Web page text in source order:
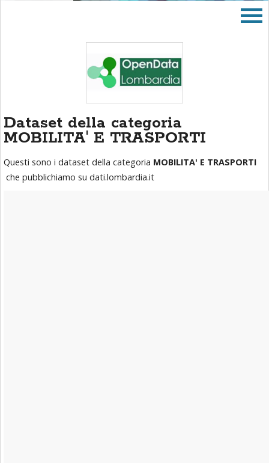
Dataset della categoria
MOBILITA' E TRASPORTI
Questi sono i dataset della categoria MOBILITA' E TRASPORTI
che pubblichiamo su dati.lombardia.it